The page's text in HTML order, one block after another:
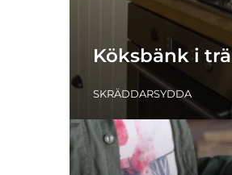
Köksbänk i trä
SKRÄDDARSYDDA